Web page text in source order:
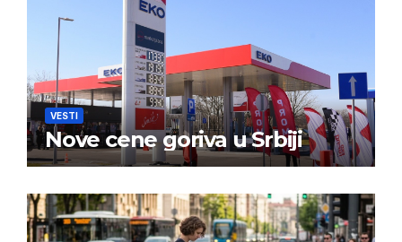
VESTI
Nove cene goriva u Srbiji